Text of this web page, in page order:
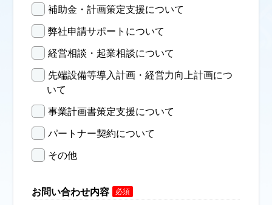
補助金・計画策定支援について
弊社申請サポートについて
経営相談・起業相談について
先端設備等導入計画・経営力向上計画につ
いて
事業計画書策定支援について
パートナー契約について
その他
お問い合わせ内容 必須